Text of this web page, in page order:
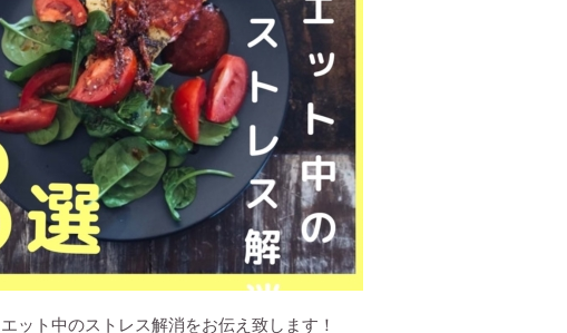
ット中のストレス解消をお伝え致します！